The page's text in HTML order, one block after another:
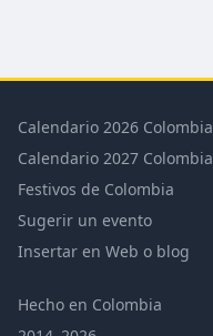
Calendario 2026 Colombia
Calendario 2027 Colombia
Festivos de Colombia
Sugerir un evento
Insertar en Web o blog
Hecho en Colombia